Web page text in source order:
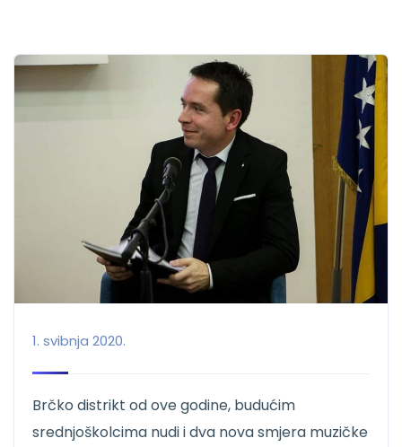
1. svibnja 2020.
Brčko distrikt od ove godine, budućim
srednjoškolcima nudi i dva nova smjera muzičke